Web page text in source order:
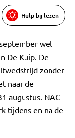
Hulp bij lezen
wel
De Kuip. De
zonder
naar de
augustus. NAC
tijdens en na de